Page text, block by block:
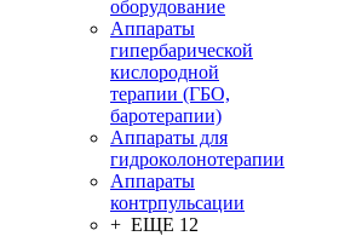
оборудование
Аппараты
гипербарической
кислородной
терапии (ГБО,
баротерапии)
Аппараты для
гидроколонотерапии
Аппараты
контрпульсации
+ ЕЩЕ 12